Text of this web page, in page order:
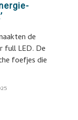
de
full LED. De
foefjes die